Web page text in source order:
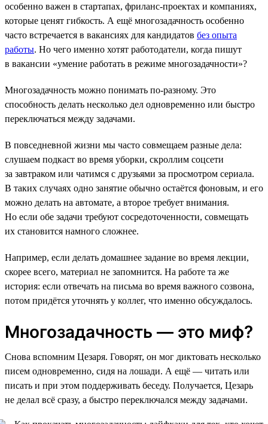
особенно важен в стартапах, фриланс-проектах и компаниях,
которые ценят гибкость. А ещё многозадачность особенно
часто встречается в вакансиях для кандидатов без опыта
работы. Но чего именно хотят работодатели, когда пишут
в вакансии «умение работать в режиме многозадачности»?
Многозадачность можно понимать по-разному. Это
способность делать несколько дел одновременно или быстро
переключаться между задачами.
В повседневной жизни мы часто совмещаем разные дела:
слушаем подкаст во время уборки, скроллим соцсети
за завтраком или чатимся с друзьями за просмотром сериала.
В таких случаях одно занятие обычно остаётся фоновым, и его
можно делать на автомате, а второе требует внимания.
Но если обе задачи требуют сосредоточенности, совмещать
их становится намного сложнее.
Например, если делать домашнее задание во время лекции,
скорее всего, материал не запомнится. На работе та же
история: если отвечать на письма во время важного созвона,
потом придётся уточнять у коллег, что именно обсуждалось.
Многозадачность — это миф?
Снова вспомним Цезаря. Говорят, он мог диктовать несколько
писем одновременно, сидя на лошади. А ещё — читать или
писать и при этом поддерживать беседу. Получается, Цезарь
не делал всё сразу, а быстро переключался между задачами.